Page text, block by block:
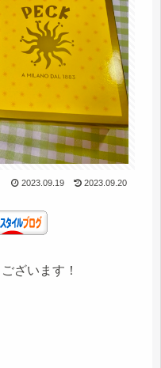
2023.09.19 2023.09.20
ざいます！